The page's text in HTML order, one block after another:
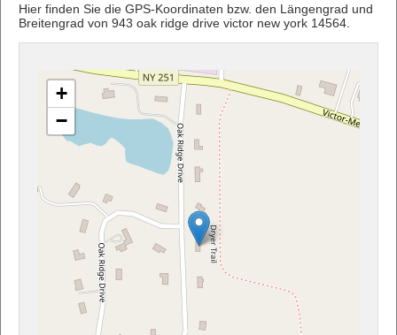
Hier finden Sie die GPS-Koordinaten bzw. den Längengrad und
Breitengrad von 943 oak ridge drive victor new york 14564.
+
−